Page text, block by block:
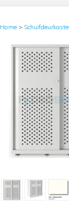
Home >